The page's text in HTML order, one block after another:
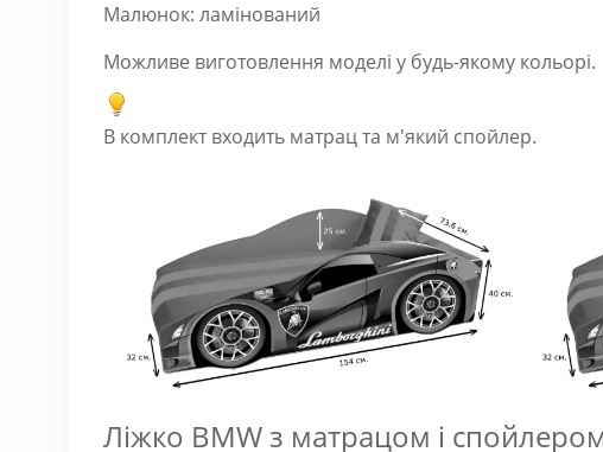
Малюнок: ламінований
Можливе виготовлення моделі у будь-якому кольорі.
В комплект входить матрац та м'який спойлер.
Ліжко BMW з матрацом і